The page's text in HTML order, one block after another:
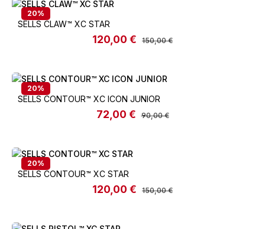
20%
SELLS CLAW™️ XC STAR
Verkaufspreis:
120,00 € Regulärer Preis:
150,00 €
20%
SELLS CONTOUR™️ XC ICON JUNIOR
Verkaufspreis:
72,00 € Regulärer Preis:
90,00 €
20%
SELLS CONTOUR™️ XC STAR
Verkaufspreis:
120,00 € Regulärer Preis:
150,00 €